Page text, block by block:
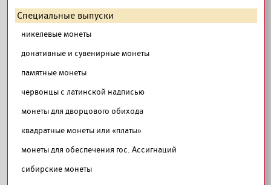
Специальные выпуски
никелевые монеты
донативные и сувенирные монеты
памятные монеты
червонцы с латинской надписью
монеты для дворцового обихода
квадратные монеты или «платы»
монеты для обеспечения гос. Ассигнаций
сибирские монеты